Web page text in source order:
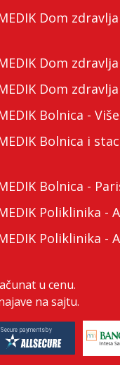
Dom
Dom
Dom
Bolnica -
Bolnica i
Bolnica -
Poliklinika -
Poliklinika -
u cenu.
na sajtu.